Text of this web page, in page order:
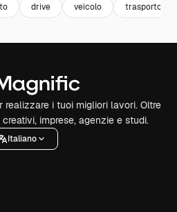
drive veicolo trasporto
realizzare i tuoi migliori lavori. Oltre
imprese, agenzie e studi.
Italiano